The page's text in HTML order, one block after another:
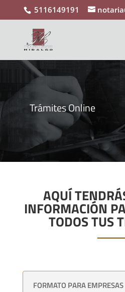
5116149191
Trámites Online
AQUÍ
INFORMACIÓN
TODOS TUS
FORMATO PARA EMPRESAS